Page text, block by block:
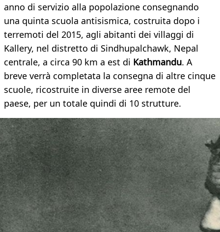
anno di servizio alla popolazione consegnando
una quinta scuola antisismica, costruita dopo i
terremoti del 2015, agli abitanti dei villaggi di
Kallery, nel distretto di Sindhupalchawk, Nepal
centrale, a circa 90 km a est di Kathmandu. A
breve verrà completata la consegna di altre cinque
scuole, ricostruite in diverse aree remote del
paese, per un totale quindi di 10 strutture.